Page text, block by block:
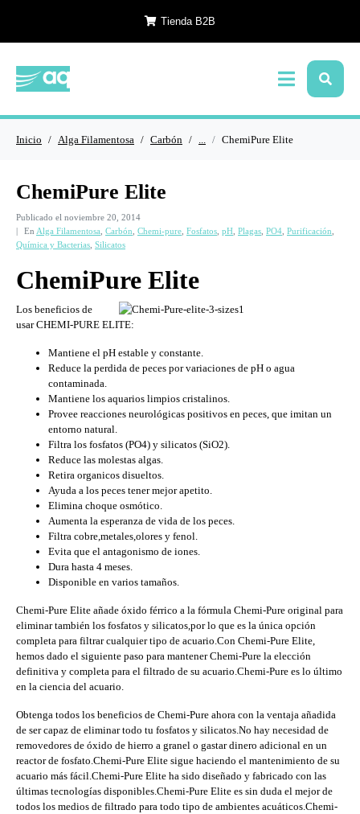
Tienda B2B
Inicio Alga Filamentosa Carbón ... ChemiPure Elite
ChemiPure Elite
Publicado el noviembre 20, 2014
En Alga Filamentosa Carbón Chemi-pure Fosfatos pH Plagas PO4 Purificación
Química y Bacterias Silicatos
ChemiPure Elite
Los beneficios de
usar CHEMI-PURE ELITE:
Mantiene el pH estable y constante.
Reduce la perdida de peces por variaciones de pH o agua
contaminada.
Mantiene los aquarios limpios cristalinos.
Provee reacciones neurológicas positivos en peces, que imitan un
entorno natural.
Filtra los fosfatos (PO4) y silicatos (SiO2).
Reduce las molestas algas.
Retira organicos disueltos.
Ayuda a los peces tener mejor apetito.
Elimina choque osmótico.
Aumenta la esperanza de vida de los peces.
Filtra cobre,metales,olores y fenol.
Evita que el antagonismo de iones.
Dura hasta 4 meses.
Disponible en varios tamaños.
Chemi-Pure Elite añade óxido férrico a la fórmula Chemi-Pure original para
eliminar también los fosfatos y silicatos,por lo que es la única opción
completa para filtrar cualquier tipo de acuario.Con Chemi-Pure Elite,
hemos dado el siguiente paso para mantener Chemi-Pure la elección
definitiva y completa para el filtrado de su acuario.Chemi-Pure es lo último
en la ciencia del acuario.
Obtenga todos los beneficios de Chemi-Pure ahora con la ventaja añadida
de ser capaz de eliminar todo tu fosfatos y silicatos.No hay necesidad de
removedores de óxido de hierro a granel o gastar dinero adicional en un
reactor de fosfato.Chemi-Pure Elite sigue haciendo el mantenimiento de su
acuario más fácil.Chemi-Pure Elite ha sido diseñado y fabricado con las
últimas tecnologías disponibles.Chemi-Pure Elite es sin duda el mejor de
todos los medios de filtrado para todo tipo de ambientes acuáticos.Chemi-